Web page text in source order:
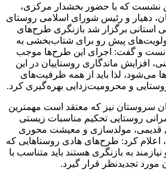
نشست که با حضور بخشدار مرکزی،
دهیار و رئیس شورای اسلامی روستای
استانی برگزار شد بازنگری طرح‌های
پیش رو برای شتاب‌بخشی به
و گفت: اجرای این طرح‌ها موجب
افزایش ماندگاری روستاییان در این
لذا باید از همه ظرفیت‌های
و محرومیت‌زدایی بهره‌گیری کرد.
سروستان نیز که معتقد است مهمترین
روستایی تحکیم مناسبات زیستی
قدیمی، مولدسازی و معیشت محوری
اعلام کرد: طرح‌های هادی روستاهایی که
به بازنگری هستند باید متناسب با
مورد تجدیدنظر قرار گیرد.